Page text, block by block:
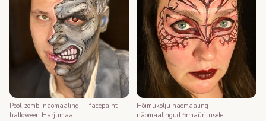
Pool-zombi näomaaling — facepaint
halloween Harjumaa
Hõimukolju näomaaling —
näomaalingud firmaüritusele